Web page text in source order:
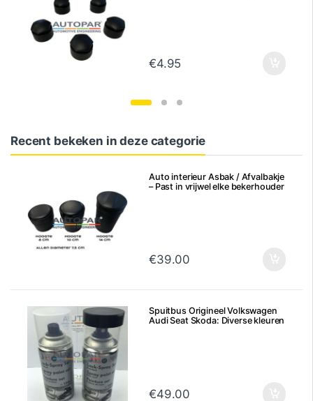
€4.95
Recent bekeken in deze categorie
Auto interieur Asbak / Afvalbakje
– Past in vrijwel elke bekerhouder
€39.00
Spuitbus Origineel Volkswagen
Audi Seat Skoda: Diverse kleuren
€49.00